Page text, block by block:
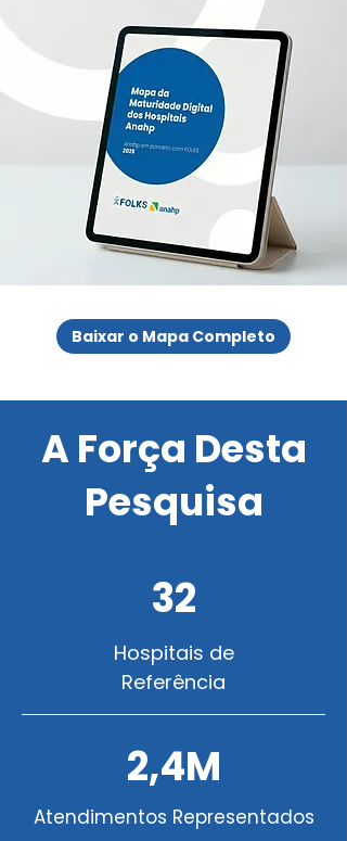
Baixar o Mapa Completo
A Força Desta
Pesquisa
32
Hospitais de
Referência
2,4M
Atendimentos Representados